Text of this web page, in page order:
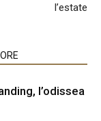
l’estate
l’odissea